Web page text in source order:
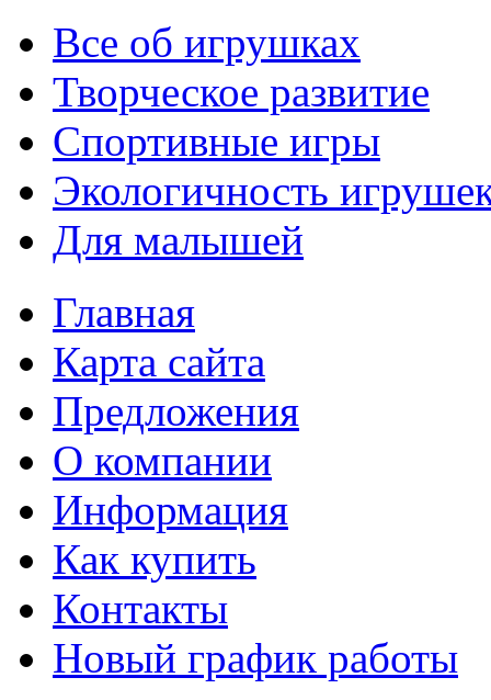
Все об игрушках
Творческое развитие
Спортивные игры
Экологичность
Для малышей
Главная
Карта сайта
Предложения
О компании
Информация
Как купить
Контакты
Новый график работы